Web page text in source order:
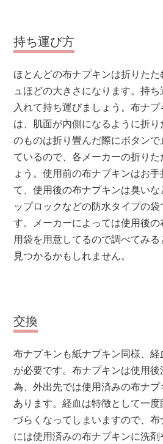
持ち運び方
ほとんどの布ナプキンは折りた
ュほどの大きさになります。持
入れて持ち運びましょう。布ナ
は、肌面が内側になるように折
のものは折り畳んだ際にボタン
ているので、各メーカーの折り
ょう。使用前の布ナプキンはお
て、使用後の布ナプキンは臭い
ップロックなどの防水タイプの
す。メーカーによっては使用後
用袋を用意してるので調べてみ
見つかるかもしれません。
交換
布ナプキンも紙ナプキン同様、
が必要です。布ナプキンは使用
為、外出先では使用済みの布ナ
あります。経血は特徴として一
づらくなってしまいますので、
には使用済みの布ナプキンに洗